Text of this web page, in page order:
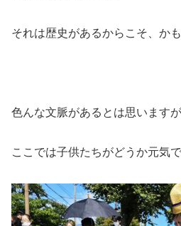
それは歴史があるからこそ、かも
色んな文脈があるとは思いますが
ここでは子供たちがどうか元気